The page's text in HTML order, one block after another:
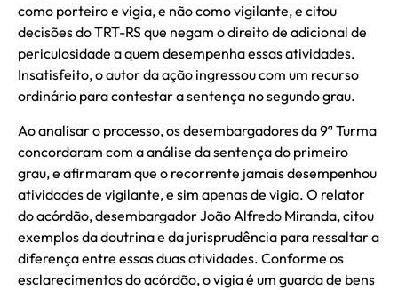
como porteiro e vigia, e não como vigilante, e citou
decisões do TRT-RS que negam o direito de adicional de
periculosidade a quem desempenha essas atividades.
Insatisfeito, o autor da ação ingressou com um recurso
ordinário para contestar a sentença no segundo grau.
Ao analisar o processo, os desembargadores da 9ª Turma
concordaram com a análise da sentença do primeiro
grau, e afirmaram que o recorrente jamais desempenhou
atividades de vigilante, e sim apenas de vigia. O relator
do acórdão, desembargador João Alfredo Miranda, citou
exemplos da doutrina e da jurisprudência para ressaltar a
diferença entre essas duas atividades. Conforme os
esclarecimentos do acórdão, o vigia é um guarda de bens